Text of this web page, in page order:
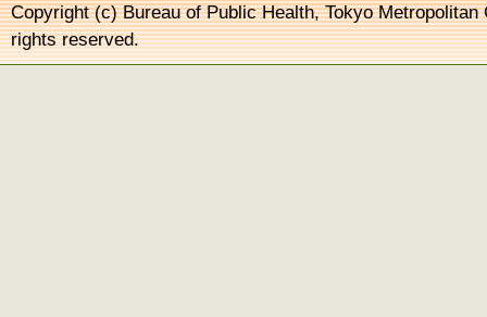
Copyright (c) Bureau of Public Health, Tokyo Metropolitan
rights reserved.